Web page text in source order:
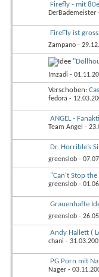
Firefly - mit
DerBademeister
FireFly ist
Zampano -
Imzadi -
Verschoben:
fedora -
ANGEL -
Team Angel -
Dr. Horrible’s
greenslob -
"Can't Stop
greenslob -
Grauenhafte
greenslob -
Andy Hallett (
chani -
PG Porn mit
Nager -